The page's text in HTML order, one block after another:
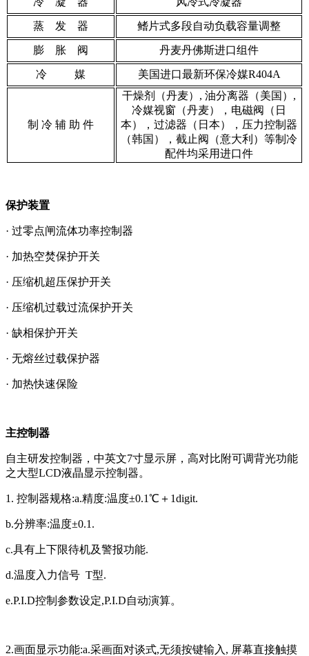
蒸 发 器 鳍片式多段自动负载容量调整
膨 胀 阀 丹麦丹佛斯进口组件
冷 媒 美国进口最新环保冷媒R404A
制 冷 辅 助 件
干燥剂（丹麦）, 油分离器（美国）,
冷媒视窗（丹麦），电磁阀（日
本），过滤器（日本），压力控制器
（韩国），截止阀（意大利）等制冷
配件均采用进口件
保护装置
· 过零点闸流体功率控制器
· 加热空焚保护开关
· 压缩机超压保护开关
· 压缩机过载过流保护开关
· 缺相保护开关
· 无熔丝过载保护器
· 加热快速保险
主控制器
自主研发控制器，中英文7寸显示屏，高对比附可调背光功能
之大型LCD液晶显示控制器。
1. 控制器规格:a.精度:温度±0.1℃＋1digit.
b.分辨率:温度±0.1.
c.具有上下限待机及警报功能.
d.温度入力信号 T型.
e.P.I.D控制参数设定,P.I.D自动演算。
2.画面显示功能:a.采画面对谈式,无须按键输入, 屏幕直接触摸